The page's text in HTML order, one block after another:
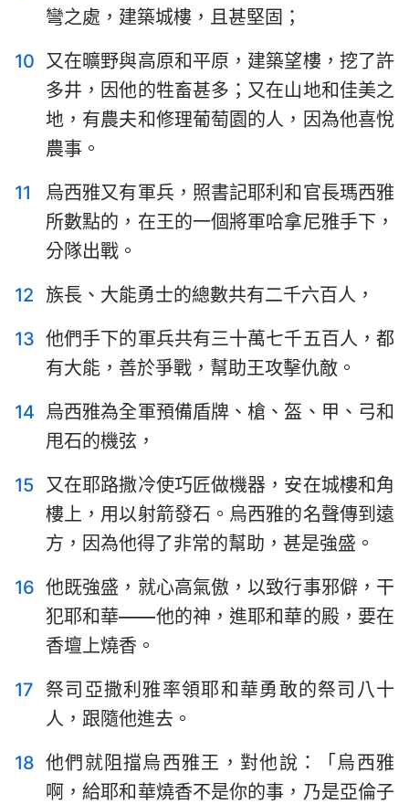
1 2 3 4 5 6
7
8
9 10 11 12 13
14
15
16 17 18 19 20
21
22
23
29
30 31 32 33 34
35
36
彎之處，建築城樓，且甚堅固；
10 又在曠野與高原和平原，建築望樓，挖了許
多井，因他的牲畜甚多；又在山地和佳美之
地，有農夫和修理葡萄園的人，因為他喜悅
農事。
11
烏西雅又有軍兵，照書記耶利和官長瑪西雅
所數點的，在王的一個將軍哈拿尼雅手下，
分隊出戰。
12 族長、大能勇士的總數共有二千六百人，
13 他們手下的軍兵共有三十萬七千五百人，都
有大能，善於爭戰，幫助王攻擊仇敵。
14 烏西雅為全軍預備盾牌、槍、盔、甲、弓和
甩石的機弦，
15 又在耶路撒冷使巧匠做機器，安在城樓和角
樓上，用以射箭發石。烏西雅的名聲傳到遠
方，因為他得了非常的幫助，甚是強盛。
16 他既強盛，就心高氣傲，以致行事邪僻，干
犯耶和華——他的神，進耶和華的殿，要在
香壇上燒香。
17
祭司亞撒利雅率領耶和華勇敢的祭司八十
人，跟隨他進去。
18 他們就阻擋烏西雅王，對他說：「烏西雅
啊，給耶和華燒香不是你的事，乃是亞倫子